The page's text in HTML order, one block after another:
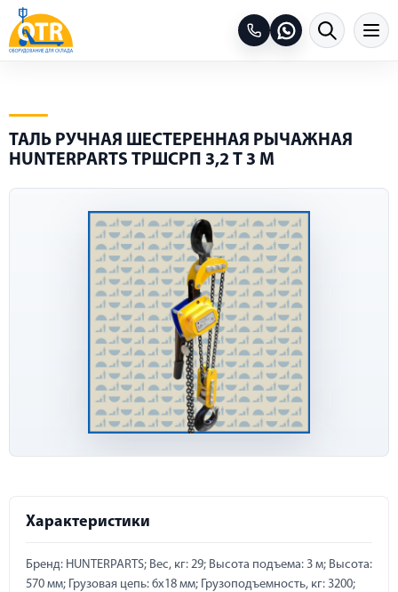
ТАЛЬ РУЧНАЯ ШЕСТЕРЕННАЯ РЫЧАЖНАЯ
HUNTERPARTS ТРШСРП 3,2 Т 3 М
Характеристики
Бренд: HUNTERPARTS; Вес, кг: 29; Высота подъема: 3 м; Высота:
570 мм; Грузовая цепь: 6х18 мм; Грузоподъемность, кг: 3200;